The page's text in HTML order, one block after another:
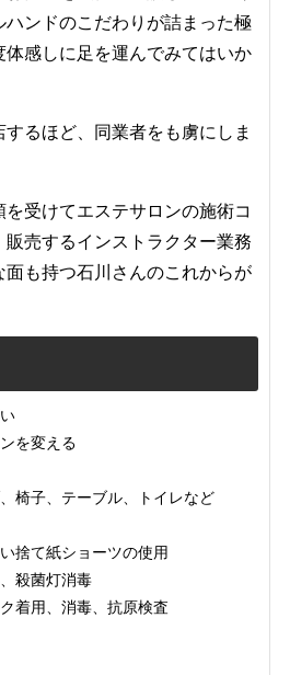
ハンドのこだわりが詰まった極
体感しに足を運んでみてはいか
るほど、同業者をも虜にしま
受けてエステサロンの施術コ
売するインストラクター業務
面も持つ石川さんのこれからが
を変える
椅子、テーブル、トイレなど
捨て紙ショーツの使用
殺菌灯消毒
着用、消毒、抗原検査